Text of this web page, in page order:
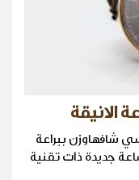
الانيقة
شافهاوزن ببراعة
جديدة ذات تقنية